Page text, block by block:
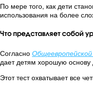
По мере того, как дети
использования на более
Что представляет собой
Согласно
дает детям хорошую основу
Этот тестохватывает все